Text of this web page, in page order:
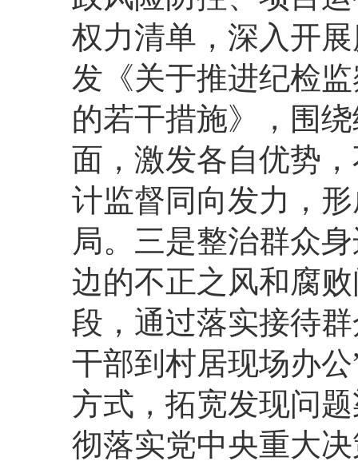
权力清单，深入开
发《关于推进纪检
的若干措施》，围
面，激发各自优势
计监督同向发力，
局。三是整治群众
边的不正之风和腐
段，通过落实接待
干部到村居现场办
方式，拓宽发现问
彻落实党中央重大